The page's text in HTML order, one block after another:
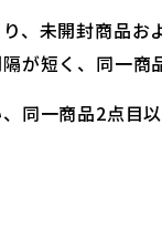
、未開封商品
が短く、同一商
同一商品2点目